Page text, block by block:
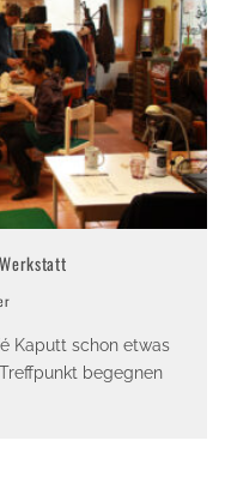
Kaputt schon etwas
begegnen